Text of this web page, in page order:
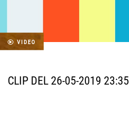
VIDEO
CLIP DEL 26-05-2019 23:35